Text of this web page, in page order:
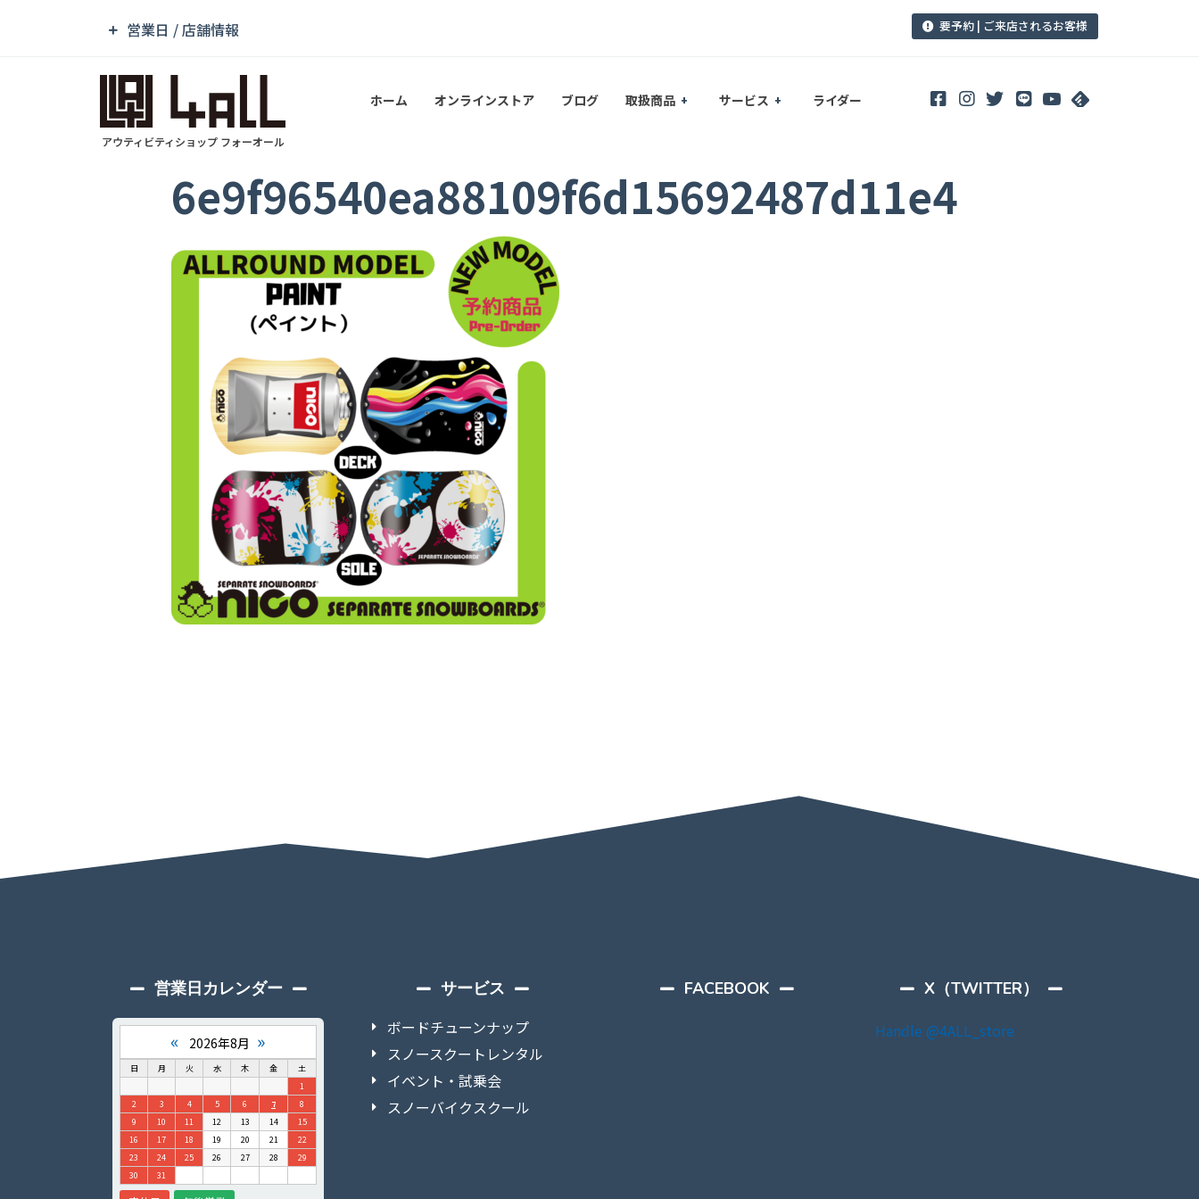
営業日 / 店舗情報 要予約 | ご来店されるお客様
アウティビティショップ フォーオール
ホーム オンラインストア ブログ 取扱商品 サービス ライダー
6e9f96540ea88109f6d15692487d11e4
営業日カレンダー
« 2026年8月 »
日 月 火 水 木 金
土
1
2
3 4 5 6 7
8
9
10 11 12 13 14
15
16
17 18 19 20 21
22
23
24 25 26 27 28
29
30
31
サービス
ボードチューンナップ
スノースクートレンタル
イベント・試乗会
スノーバイクスクール
FACEBOOK
X（TWITTER）
Handle @4ALL_store